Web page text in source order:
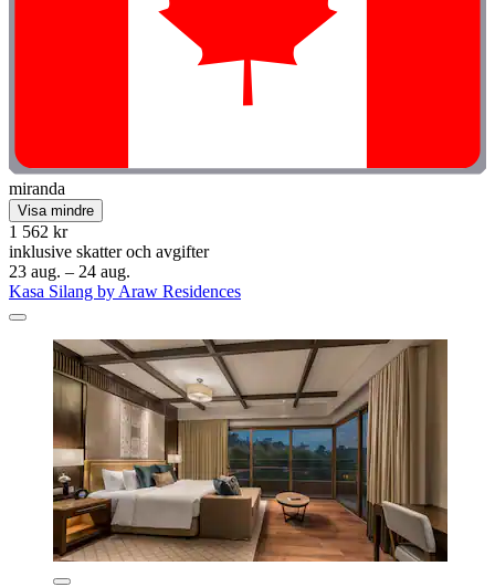
miranda
Visa mindre
1 562 kr
inklusive skatter och avgifter
23 aug. – 24 aug.
Kasa Silang by Araw Residences